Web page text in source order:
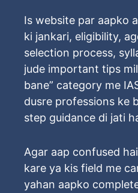
Is website par aapko
ki jankari, eligibility,
selection process,
jude important tips
bane” category me
dusre professions ke
step guidance di jati
Agar aap confused
kare ya kis field me
yahan aapko